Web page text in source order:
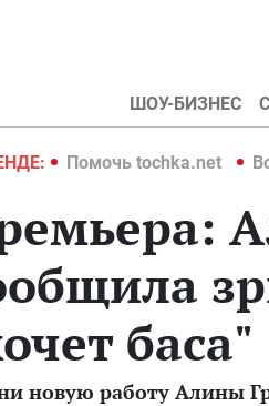
ШОУ-БИЗНЕС
Помочь tochka.net
баса"
новую работу Алины